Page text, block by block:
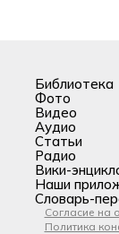
Библиотека
Фото
Видео
Аудио
Статьи
Радио
Вики-
Наши
Словарь-
Согласие на
Политика